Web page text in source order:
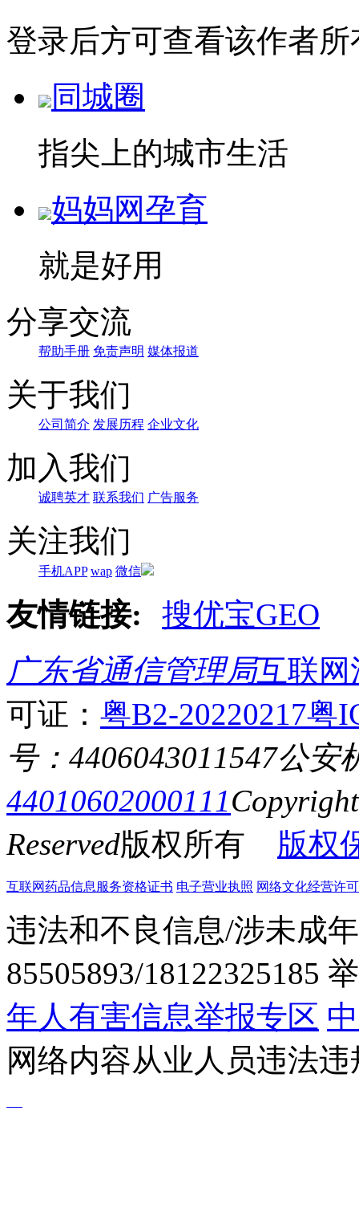
登录后方可查看该作者所
同城圈
指尖上的城市生活
妈妈网孕育
就是好用
分享交流
帮助手册 免责声明 媒体报道
关于我们
公司简介 发展历程 企业文化
加入我们
诚聘英才 联系我们 广告服务
关注我们
手机APP wap 微信
友情链接:
搜优宝GEO
广东省通信管理局互联网
可证： 粤B2-20220217粤
号：4406043011547公安
44010602000111
Reserved版权所有 版权
互联网药品信息服务资格证书 电子营业执照 网络文化经营许
违法和不良信息/涉未成
85505893/18122325185
年人有害信息举报专区
网络内容从业人员违法